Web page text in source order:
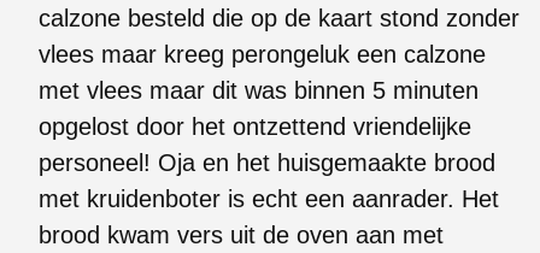
calzone besteld die op de kaart stond zonder
vlees maar kreeg perongeluk een calzone
met vlees maar dit was binnen 5 minuten
opgelost door het ontzettend vriendelijke
personeel! Oja en het huisgemaakte brood
met kruidenboter is echt een aanrader. Het
brood kwam vers uit de oven aan met